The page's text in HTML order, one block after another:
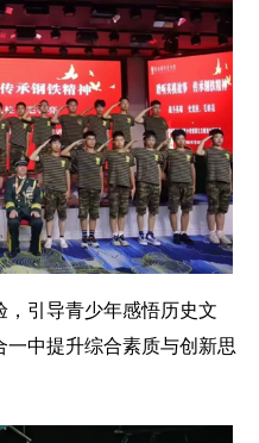
，引导青少年感悟历史文
中提升综合素质与创新思